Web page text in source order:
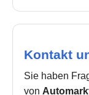
Kontakt
Sie haben
von